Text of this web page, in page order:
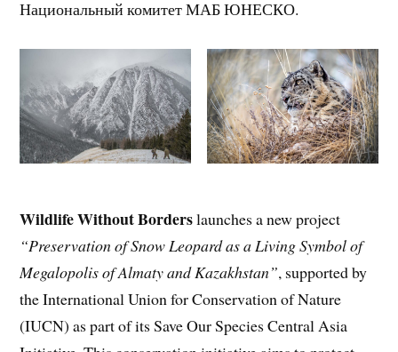
Национальный комитет МАБ ЮНЕСКО.
Wildlife Without Borderslaunches a new project
“Preservation of Snow Leopard as a Living Symbol of
Megalopolis of Almaty and Kazakhstan”, supported by
the International Union for Conservation of Nature
(IUCN) as part of its Save Our Species Central Asia